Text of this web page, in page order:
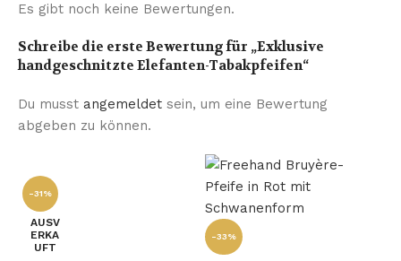
Es gibt noch keine Bewertungen.
Schreibe die erste Bewertung für „Exklusive
handgeschnitzte Elefanten-Tabakpfeifen“
Du musst angemeldet sein, um eine Bewertung
abgeben zu können.
-31%
AUSV
ERKA
UFT
-33%